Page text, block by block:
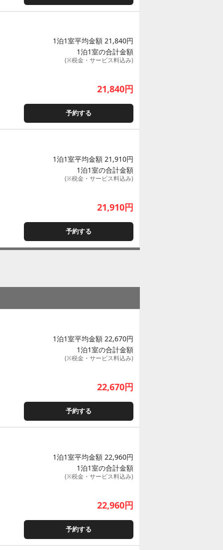
1泊1室平均金額 21,840円
1泊1室の合計金額
(※税金・サービス料込み)
21,840円
予約する
1泊1室平均金額 21,910円
1泊1室の合計金額
(※税金・サービス料込み)
21,910円
予約する
1泊1室平均金額 22,670円
1泊1室の合計金額
(※税金・サービス料込み)
22,670円
予約する
1泊1室平均金額 22,960円
1泊1室の合計金額
(※税金・サービス料込み)
22,960円
予約する